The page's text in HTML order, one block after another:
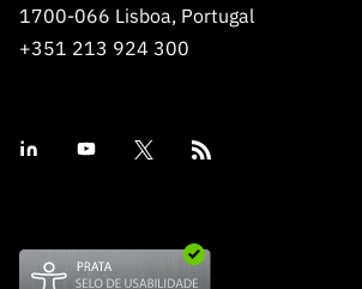
1700-066 Lisboa, Portugal
+351 213 924 300